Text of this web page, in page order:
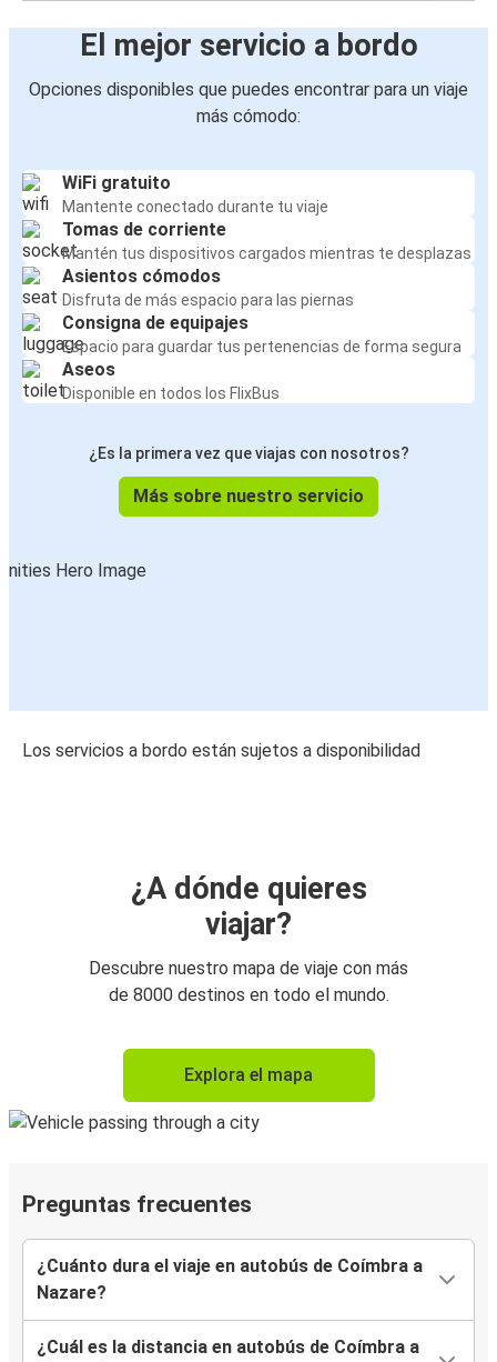
El mejor servicio a bordo
Opciones disponibles que puedes encontrar para un viaje
más cómodo:
WiFi gratuito
Mantente conectado durante tu viaje
Tomas de corriente
Mantén tus dispositivos cargados mientras te desplazas
Asientos cómodos
Disfruta de más espacio para las piernas
Consigna de equipajes
Espacio para guardar tus pertenencias de forma segura
Aseos
Disponible en todos los FlixBus
¿Es la primera vez que viajas con nosotros?
Más sobre nuestro servicio
Los servicios a bordo están sujetos a disponibilidad
¿A dónde quieres
viajar?
Descubre nuestro mapa de viaje con más
de 8000 destinos en todo el mundo.
Explora el mapa
Preguntas frecuentes
¿Cuánto dura el viaje en autobús de Coímbra a
Nazare?
¿Cuál es la distancia en autobús de Coímbra a